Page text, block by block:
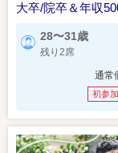
大卒/院卒＆年収
28〜31歳
残り2席
通常
初参加